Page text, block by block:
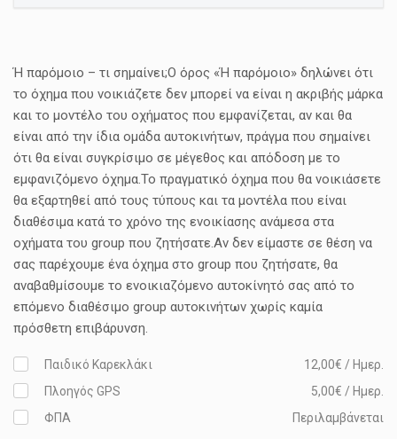
Ή παρόμοιο – τι σημαίνει;Ο όρος «Ή παρόμοιο» δηλώνει ότι
το όχημα που νοικιάζετε δεν μπορεί να είναι η ακριβής μάρκα
και το μοντέλο του οχήματος που εμφανίζεται, αν και θα
είναι από την ίδια ομάδα αυτοκινήτων, πράγμα που σημαίνει
ότι θα είναι συγκρίσιμο σε μέγεθος και απόδοση με το
εμφανιζόμενο όχημα.Το πραγματικό όχημα που θα νοικιάσετε
θα εξαρτηθεί από τους τύπους και τα μοντέλα που είναι
διαθέσιμα κατά το χρόνο της ενοικίασης ανάμεσα στα
οχήματα του group που ζητήσατε.Αν δεν είμαστε σε θέση να
σας παρέχουμε ένα όχημα στο group που ζητήσατε, θα
αναβαθμίσουμε το ενοικιαζόμενο αυτοκίνητό σας από το
επόμενο διαθέσιμο group αυτοκινήτων χωρίς καμία
πρόσθετη επιβάρυνση.
Παιδικό Καρεκλάκι
12,00€ / Ημερ.
Πλοηγός GPS
5,00€ / Ημερ.
ΦΠΑ
Περιλαμβάνεται